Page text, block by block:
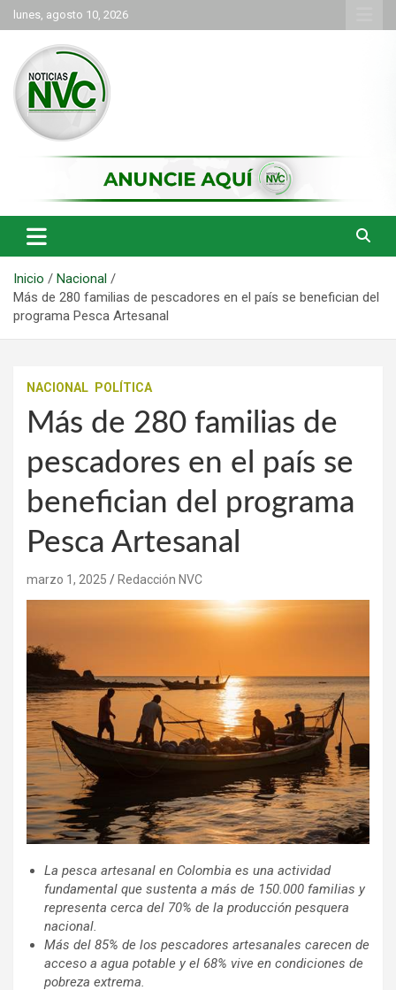
Saltar
al
contenido
lunes, agosto 10, 2026
NVC Noticias
Inicio
Nacional
Más de 280 familias de pescadores en el país se benefician del
programa Pesca Artesanal
NACIONAL POLÍTICA
Más de 280 familias de
pescadores en el país se
benefician del programa
Pesca Artesanal
marzo 1, 2025 Redacción NVC
La pesca artesanal en Colombia es una actividad
fundamental que sustenta a más de 150.000 familias y
representa cerca del 70% de la producción pesquera
nacional.
Más del 85% de los pescadores artesanales carecen de
acceso a agua potable y el 68% vive en condiciones de
pobreza extrema.